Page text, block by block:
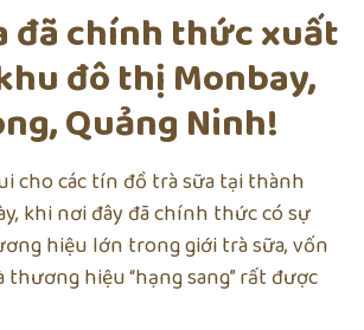
đã chính thức xuất
đô thị Monbay,
Quảng Ninh!
cho các tín đồ trà sữa tại thành
khi nơi đây đã chính thức có sự
hiệu lớn trong giới trà sữa, vốn
thương hiệu “hạng sang” rất được